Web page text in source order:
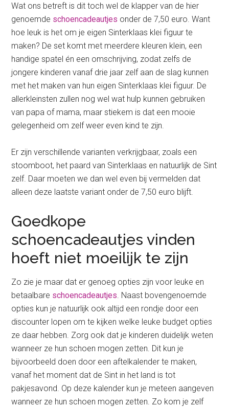
Wat ons betreft is dit toch wel de klapper van de hier
genoemde schoencadeautjes onder de 7,50 euro. Want
hoe leuk is het om je eigen Sinterklaas klei figuur te
maken? De set komt met meerdere kleuren klein, een
handige spatel én een omschrijving, zodat zelfs de
jongere kinderen vanaf drie jaar zelf aan de slag kunnen
met het maken van hun eigen Sinterklaas klei figuur. De
allerkleinsten zullen nog wel wat hulp kunnen gebruiken
van papa of mama, maar stiekem is dat een mooie
gelegenheid om zelf weer even kind te zijn.
Er zijn verschillende varianten verkrijgbaar, zoals een
stoomboot, het paard van Sinterklaas en natuurlijk de Sint
zelf. Daar moeten we dan wel even bij vermelden dat
alleen deze laatste variant onder de 7,50 euro blijft.
Goedkope
schoencadeautjes vinden
hoeft niet moeilijk te zijn
Zo zie je maar dat er genoeg opties zijn voor leuke en
betaalbare schoencadeautjes . Naast bovengenoemde
opties kun je natuurlijk ook altijd een rondje door een
discounter lopen om te kijken welke leuke budget opties
ze daar hebben. Zorg ook dat je kinderen duidelijk weten
wanneer ze hun schoen mogen zetten. Dit kun je
bijvoorbeeld doen door een aftelkalender te maken,
vanaf het moment dat de Sint in het land is tot
pakjesavond. Op deze kalender kun je meteen aangeven
wanneer ze hun schoen mogen zetten. Zo kom je zelf